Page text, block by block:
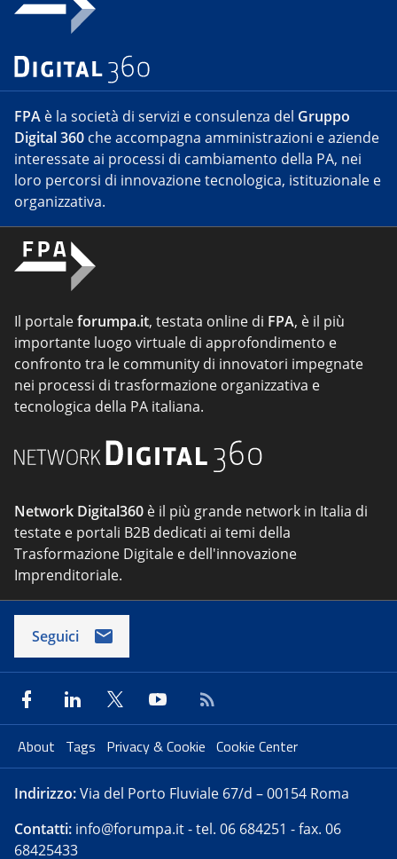
FPA è la società di servizi e consulenza del Gruppo
Digital 360 che accompagna amministrazioni e aziende
interessate ai processi di cambiamento della PA, nei
loro percorsi di innovazione tecnologica, istituzionale e
organizzativa.
Il portaleforumpa.it, testata online di FPA, è il più
importante luogo virtuale di approfondimento e
confronto tra le community di innovatori impegnate
nei processi di trasformazione organizzativa e
tecnologica della PA italiana.
Network Digital360 è il più grande network in Italia di
testate e portali B2B dedicati ai temi della
Trasformazione Digitale e dell'innovazione
Imprenditoriale.
Seguici
About Tags Privacy & Cookie Cookie Center
Indirizzo:Via del Porto Fluviale 67/d – 00154 Roma
Contatti: info@forumpa.it- tel. 06 684251 - fax. 06
68425433